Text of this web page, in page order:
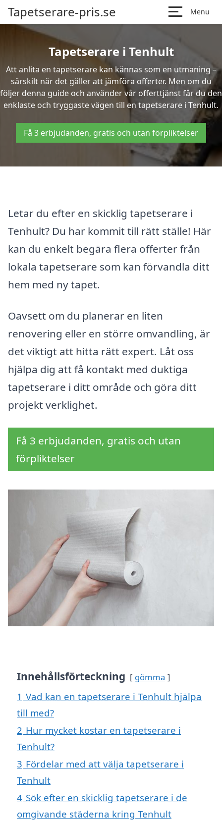
Tapetserare-pris.se Menu
Tapetserare i Tenhult
Att anlita en tapetserare kan kännas som en utmaning –
särskilt när det gäller att jämföra offerter. Men om du
följer denna guide och använder vår offerttjänst får du den
enklaste och tryggaste vägen till en tapetserare i Tenhult.
Få 3 erbjudanden, gratis och utan förpliktelser
Letar du efter en skicklig tapetserare i
Tenhult? Du har kommit till rätt ställe! Här
kan du enkelt begära flera offerter från
lokala tapetserare som kan förvandla ditt
hem med ny tapet.
Oavsett om du planerar en liten
renovering eller en större omvandling, är
det viktigt att hitta rätt expert. Låt oss
hjälpa dig att få kontakt med duktiga
tapetserare i ditt område och göra ditt
projekt verklighet.
Få 3 erbjudanden, gratis och utan
förpliktelser
Innehållsförteckning gömma
1 Vad kan en tapetserare i Tenhult hjälpa
till med?
2 Hur mycket kostar en tapetserare i
Tenhult?
3 Fördelar med att välja tapetserare i
Tenhult
4 Sök efter en skicklig tapetserare i de
omgivande städerna kring Tenhult